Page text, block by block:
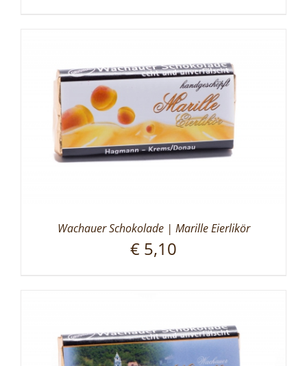
Wachauer Schokolade | Marille Eierlikör
€ 5,10